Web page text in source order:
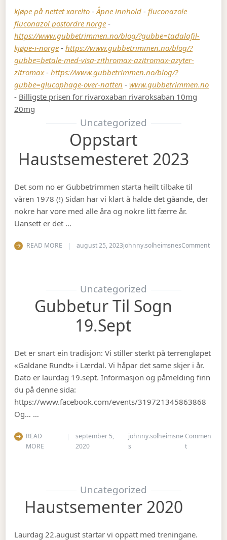
kjøpe på nettet xarelto -Åpne innhold -fluconazole
fluconazol postordre norge -
https://www.gubbetrimmen.no/blog/?gubbe=tadalafil-
kjøpe-i-norge -https://www.gubbetrimmen.no/blog/?
gubbe=betale-med-visa-zithromax-azitromax-azyter-
zitromax-https://www.gubbetrimmen.no/blog/?
gubbe=glucophage-over-natten -www.gubbetrimmen.no
- Billigste prisen for rivaroxaban rivaroksaban 10mg
20mg
Uncategorized
Oppstart
Haustsemesteret 2023
Det som no er Gubbetrimmen starta heilt tilbake til
våren 1978 (!) Sidan har vi klart å halde det gåande, der
nokre har vore med alle åra og nokre litt færre år.
Uansett er det …
READ MORE august 25, 2023johnny.solheimsnesCommenton
Uncategorized
Gubbetur Til Sogn
19.sept
Det er snart ein tradisjon: Vi stiller sterkt på terrengløpet
«Galdane Rundt» i Lærdal. Vi håpar det same skjer i år.
Dato er laurdag 19.sept. Informasjon og påmelding finn
du på denne sida:
https://www.facebook.com/events/319721345863868
Og… …
READ
MORE
september 5,
2020
johnny.solheimsne
s
Commen
ton Gubbetur
Uncategorized
Haustsementer 2020
Laurdag 22.august startar vi oppatt med treningane.